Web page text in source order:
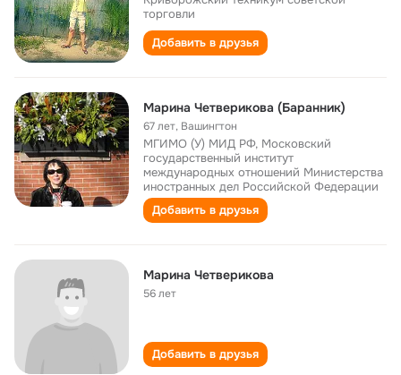
торговли
Добавить в друзья
Марина Четверикова (Баранник)
67 лет, Вашингтон
МГИМО (У) МИД РФ, Московский
государственный институт
международных отношений Министерства
иностранных дел Российской Федерации
Добавить в друзья
Марина Четверикова
56 лет
Добавить в друзья